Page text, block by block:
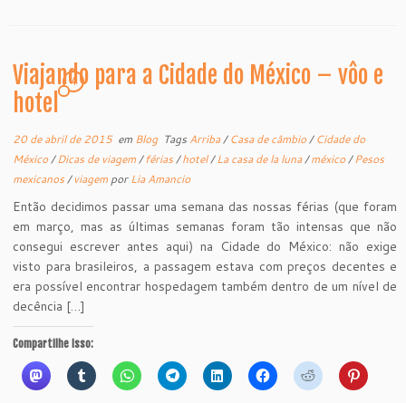
Viajando para a Cidade do México – vôo e
hotel
4
20 de abril de 2015em Blog Tags Arriba/Casa de câmbio/Cidade do
México/Dicas de viagem/férias/hotel/La casa de la luna/méxico/Pesos
mexicanos/viagem porLia Amancio
Então decidimos passar uma semana das nossas férias (que foram
em março, mas as últimas semanas foram tão intensas que não
consegui escrever antes aqui) na Cidade do México: não exige
visto para brasileiros, a passagem estava com preços decentes e
era possível encontrar hospedagem também dentro de um nível de
decência […]
Compartilhe isso: